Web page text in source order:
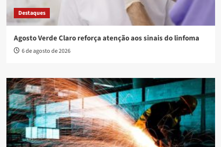
Destaques
Agosto Verde Claro reforça atenção aos sinais do linfoma
6 de agosto de 2026